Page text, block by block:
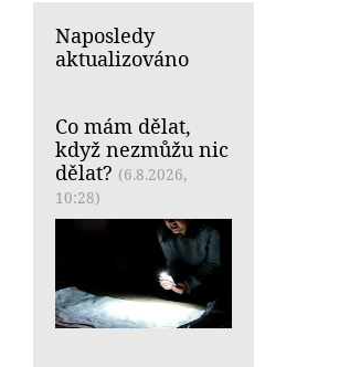
Naposledy
aktualizováno
Co mám dělat,
když nezmůžu nic
dělat? (6.8.2026,
10:28)